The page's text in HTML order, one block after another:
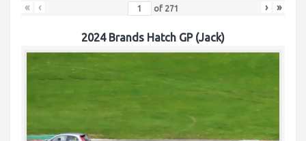
« ‹ of 271 › »
2024 Brands Hatch GP (Jack)